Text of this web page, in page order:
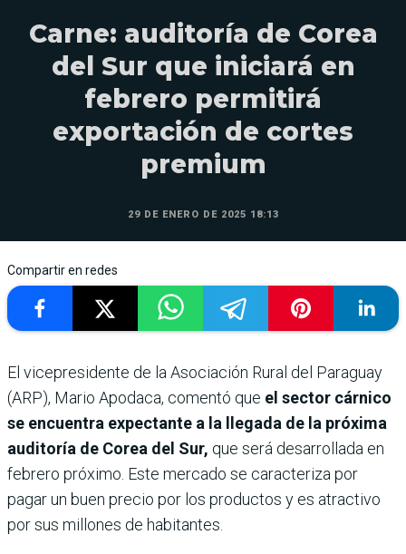
Carne: auditoría de Corea
del Sur que iniciará en
febrero permitirá
exportación de cortes
premium
29 DE ENERO DE 2025 18:13
Compartir en redes
El vicepresidente de la Asociación Rural del Paraguay
(ARP), Mario Apodaca, comentó que el sector cárnico
se encuentra expectante a la llegada de la próxima
auditoría de Corea del Sur, que será desarrollada en
febrero próximo. Este mercado se caracteriza por
pagar un buen precio por los productos y es atractivo
por sus millones de habitantes.